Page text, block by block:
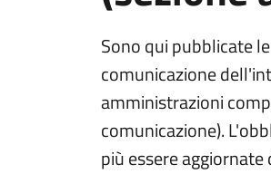
Sono qui pubblicate
comunicazione
amministrazioni
comunicazione).
più essere